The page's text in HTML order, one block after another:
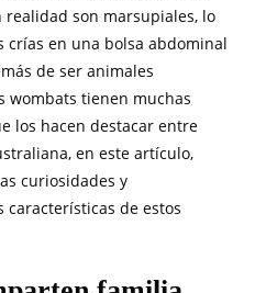
son marsupiales, lo
crías en una bolsa abdominal
de ser animales
wombats tienen muchas
los hacen destacar entre
en este artículo,
curiosidades y
características de estos